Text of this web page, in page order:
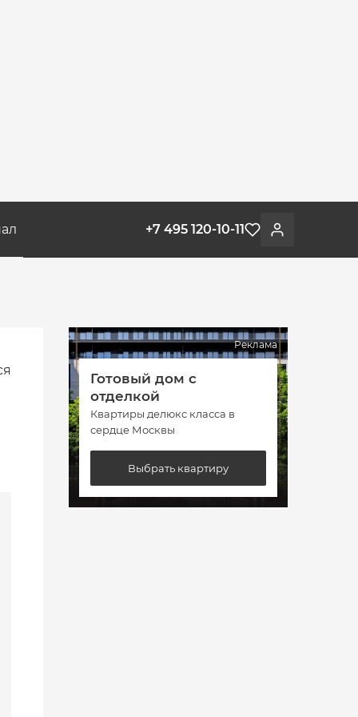
Войти
Избранное
+7 495 120-10-11
Реклама
Готовый дом с
отделкой
Квартиры делюкс класса в
сердце Москвы
Выбрать квартиру